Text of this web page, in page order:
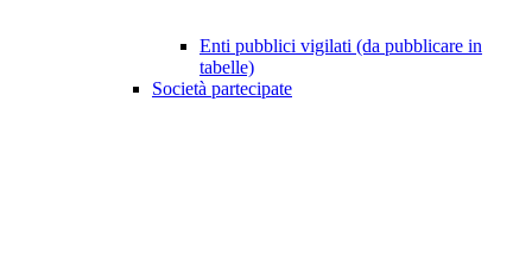
Enti pubblici vigilati (da pubblicare in
tabelle)
Società partecipate